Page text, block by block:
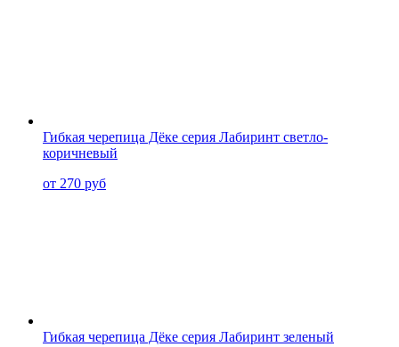
Гибкая черепица Дёке серия Лабиринт светло-
коричневый
от 270 руб
Гибкая черепица Дёке серия Лабиринт зеленый